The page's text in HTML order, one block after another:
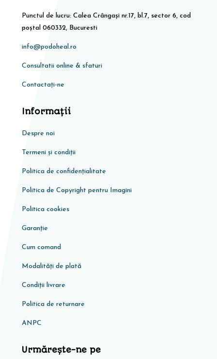
Punctul de lucru: Calea Crângași nr.17, bl.7, sector 6, cod
poștal 060332, Bucuresti
info@podoheal.ro
Consultatii online & sfaturi
Contactați-ne
Informaţii
Despre noi
Termeni și condiții
Politica de confidențialitate
Politica de Copyright pentru Imagini
Politica cookies
Garanţie
Cum comand
Modalități de plată
Condiţii livrare
Politica de returnare
ANPC
Urmărește-ne pe